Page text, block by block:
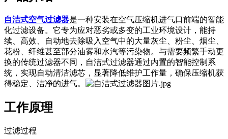
自洁式空气过滤器是一种安装在空气压缩机进气口前端的智能
化过滤设备。它专为应对恶劣或多变的工业环境设计，能持
续、高效、自动地去除吸入空气中的大量灰尘、粉尘、烟尘、
花粉、纤维甚至部分油雾和水汽等污染物。与需要频繁手动更
换的传统过滤器不同，自洁式过滤器通过内置的智能控制系
统，实现自动清洁滤芯，显著降低维护工作量，确保压缩机获
得稳定、洁净的进气。
工作原理
过滤过程